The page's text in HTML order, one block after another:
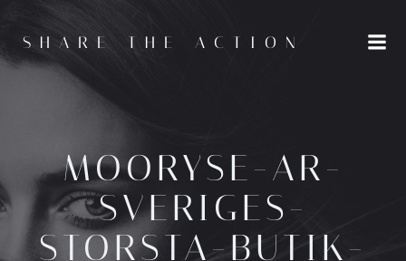
innehåll
SHARE THE ACTION
MOORYSE-AR-
SVERIGES-
STORSTA-BUTIK-